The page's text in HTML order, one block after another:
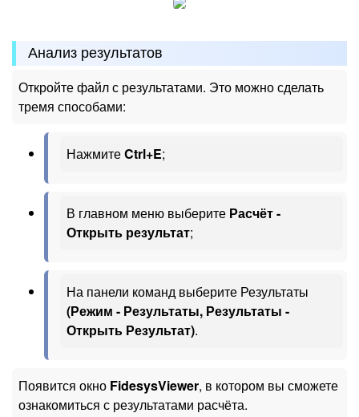
Анализ результатов
Откройте файл с результатами. Это можно сделать
тремя способами:
НажмитеCtrl+E;
В главном меню выберите Расчёт -
Открыть результат;
На панели команд выберите Результаты
(Режим - Результаты, Результаты -
Открыть Результат).
Появится окно FidesysViewer, в котором вы сможете
ознакомиться с результатами расчёта.